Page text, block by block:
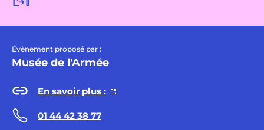
Évènement proposé par :
Musée de l'Armée
En savoir plus :
01 44 42 38 77